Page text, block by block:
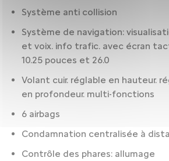
Système anti collision
Système de navigation:
et voix. info trafic. avec écran
10.25 pouces et 26.0
Volant cuir. réglable en hauteur.
en profondeur. multi-fonctions
6 airbags
Condamnation centralisée à
Contrôle des phares: allumage